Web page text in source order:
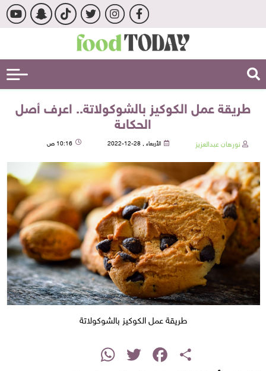
طريقة عمل الكوكيز بالشوكولاتة.. اعرف أصل
الحكاية
نورهان عبدالعزيز الأربعاء , 28-12-2022 10:16 ص
طريقة عمل الكوكيز بالشوكولاتة
Share
Facebook
Twitter
WhatsApp